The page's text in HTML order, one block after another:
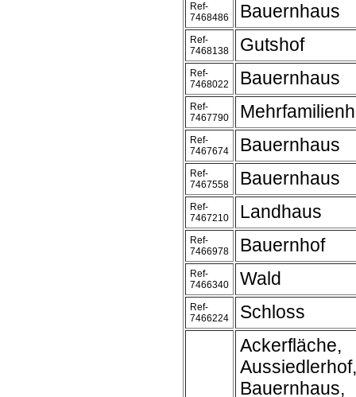
Ref-
7468486
Bauernhaus
Ref-
7468138
Gutshof
Ref-
7468022
Bauernhaus
Ref-
7467790
Ref-
7467674
Bauernhaus
Ref-
7467558
Bauernhaus
Ref-
7467210
Landhaus
Ref-
7466978
Bauernhof
Ref-
7466340
Wald
Ref-
7466224
Schloss
Ackerfläche,
Aussiedlerhof,
Bauernhaus,